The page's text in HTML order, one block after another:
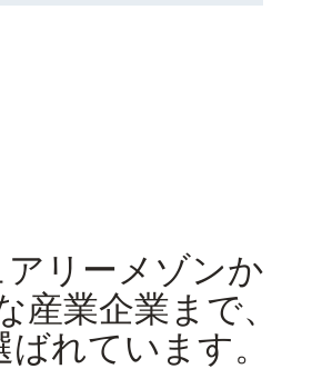
リーメゾンか
産業企業まで、
ばれています。